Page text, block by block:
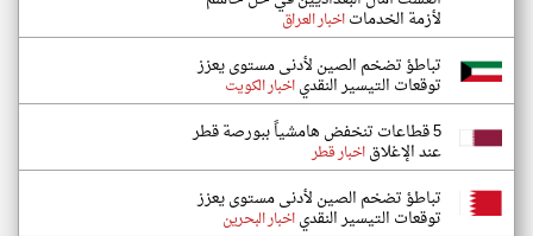
لأزمة الخدماتاخبار العراق
تباطؤ تضخم الصين لأدنى مستوى يعزز
توقعات التيسير النقدياخبار الكويت
5 قطاعات تنخفض هامشياً ببورصة قطر
عند الإغلاقاخبار قطر
تباطؤ تضخم الصين لأدنى مستوى يعزز
توقعات التيسير النقدياخبار البحرين